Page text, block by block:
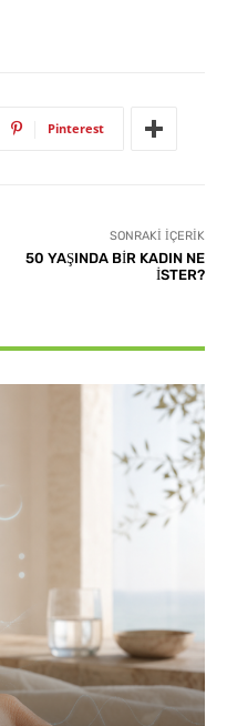
Pinterest
SONRAKI İÇERIK
50 YAŞINDA BİR KADIN NE
İSTER?